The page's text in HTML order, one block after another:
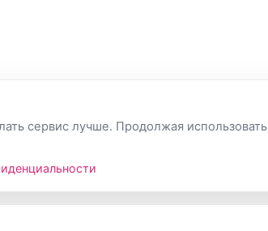
сервис лучше. Продолжая использовать